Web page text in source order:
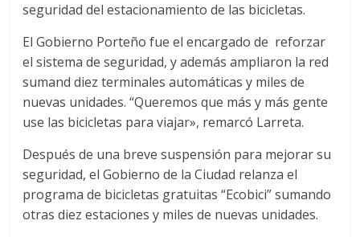
seguridad del estacionamiento de las bicicletas.
El Gobierno Porteño fue el encargado de reforzar
el sistema de seguridad, y además ampliaron la red
sumand diez terminales automáticas y miles de
nuevas unidades. “Queremos que más y más gente
use las bicicletas para viajar», remarcó Larreta.
Después de una breve suspensión para mejorar su
seguridad, el Gobierno de la Ciudad relanza el
programa de bicicletas gratuitas “Ecobici” sumando
otras diez estaciones y miles de nuevas unidades.